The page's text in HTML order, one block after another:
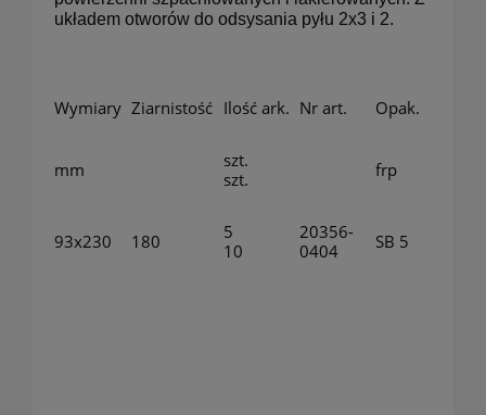
układem otworów do odsysania pyłu 2x3 i 2.
Wymiary Ziarnistość Ilość ark. Nr art. Opak.
mm
szt.
szt.
frp
93x230 180
5
10
20356-
0404
SB 5